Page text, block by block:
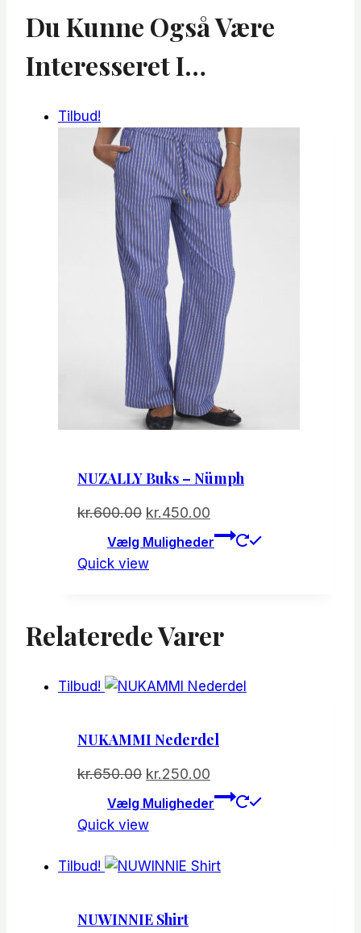
Du Kunne Også Være
Interesseret I…
Tilbud!
NUZALLY Buks – Nümph
kr.600.00 Den
oprindelige
pris
kr.450.00
aktuelle
Vælg Muligheder
Quick view
Relaterede Varer
Tilbud!
NUKAMMI Nederdel
kr.650.00 Den
oprindelige
pris
kr.650.00.
kr.250.00
aktuelle
kr.250.00.
Vælg Muligheder
Quick view
Tilbud!
NUWINNIE Shirt